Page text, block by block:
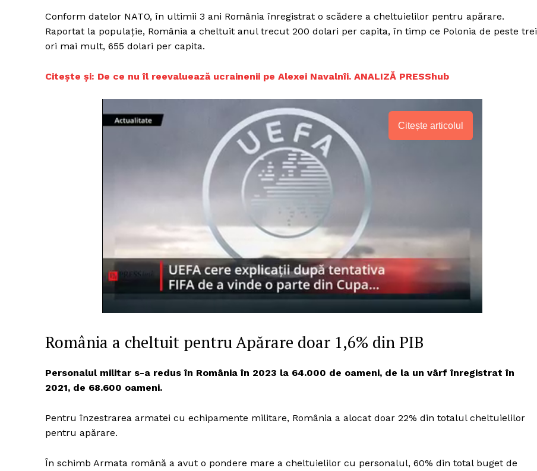
Un proiect
ROMÂNIA
Proiecte editoriale
Conform datelor NATO, în ultimii 3 ani România înregistrat o scădere a cheltuielilor pentru apărare.
Raportat la populație, România a cheltuit anul trecut 200 dolari per capita, în timp ce Polonia de peste trei
ori mai mult, 655 dolari per capita.
Citește și: De ce nu îl reevaluează ucrainenii pe Alexei Navalnîi. ANALIZĂ PRESShub
Citește articolul
România a cheltuit pentru Apărare doar 1,6% din PIB
Personalul militar s-a redus în România în 2023 la 64.000 de oameni, de la un vârf înregistrat în
2021, de 68.600 oameni.
Pentru înzestrarea armatei cu echipamente militare, România a alocat doar 22% din totalul cheltuielilor
pentru apărare.
În schimb Armata română a avut o pondere mare a cheltuielilor cu personalul, 60% din total buget de